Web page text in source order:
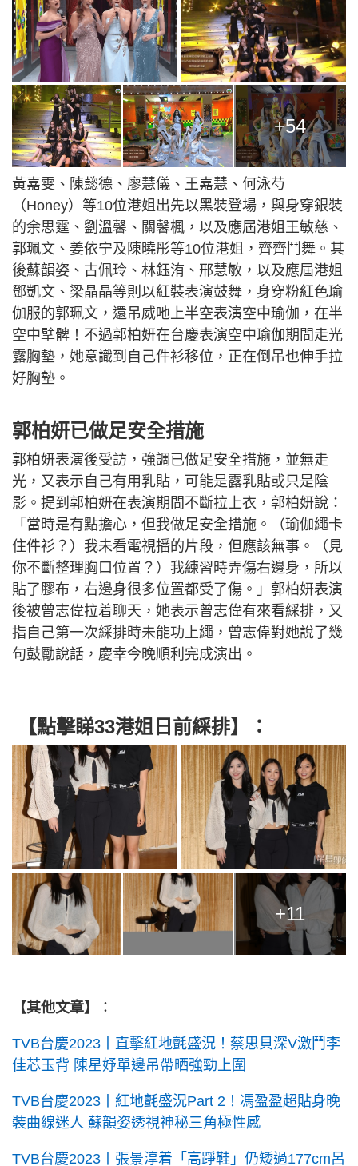
+54
黃嘉雯、陳懿德、廖慧儀、王嘉慧、何泳芍
（Honey）等10位港姐出先以黑裝登場，與身穿銀裝
的余思霆、劉溫馨、關馨楓，以及應屆港姐王敏慈、
郭珮文、姜依宁及陳曉彤等10位港姐，齊齊鬥舞。其
後蘇韻姿、古佩玲、林鈺洧、邢慧敏，以及應屆港姐
鄧凱文、梁晶晶等則以紅裝表演鼓舞，身穿粉紅色瑜
伽服的郭珮文，還吊威吔上半空表演空中瑜伽，在半
空中擘髀！不過郭柏妍在台慶表演空中瑜伽期間走光
露胸墊，她意識到自己件衫移位，正在倒吊也伸手拉
好胸墊。
郭柏妍已做足安全措施
郭柏妍表演後受訪，強調已做足安全措施，並無走
光，又表示自己有用乳貼，可能是露乳貼或只是陰
影。提到郭柏妍在表演期間不斷拉上衣，郭柏妍說：
「當時是有點擔心，但我做足安全措施。（瑜伽繩卡
住件衫？）我未看電視播的片段，但應該無事。（見
你不斷整理胸口位置？）我練習時弄傷右邊身，所以
貼了膠布，右邊身很多位置都受了傷。」郭柏妍表演
後被曾志偉拉着聊天，她表示曾志偉有來看綵排，又
指自己第一次綵排時未能功上繩，曾志偉對她說了幾
句鼓勵說話，慶幸今晚順利完成演出。
【點擊睇33港姐日前綵排】：
+11
【其他文章】 ：
TVB台慶2023丨直擊紅地氈盛況！蔡思貝深V激鬥李
佳芯玉背 陳星妤單邊吊帶晒強勁上圍
TVB台慶2023丨紅地氈盛況Part 2！馮盈盈超貼身晚
裝曲線迷人 蘇韻姿透視神秘三角極性感
TVB台慶2023丨張景淳着「高踭鞋」仍矮過177cm呂